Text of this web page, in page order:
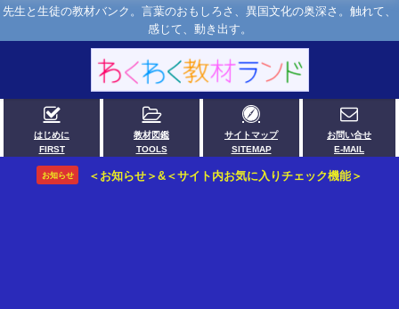
先生と生徒の教材バンク。言葉のおもしろさ、異国文化の奥深さ。触れて、
感じて、動き出す。
はじめに
FIRST
教材図鑑
TOOLS
サイトマップ
SITEMAP
お問い合せ
E-MAIL
お知らせ ＜お知らせ＞&＜サイト内お気に入りチェック機能＞